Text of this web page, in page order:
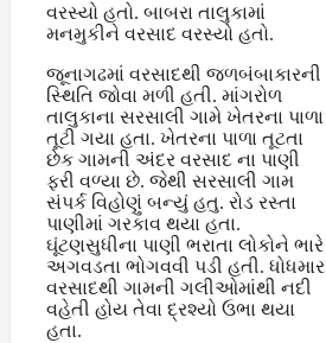
વરસ્યો હતો. બાબરા તાલુકામાં
મનમુકીને વરસાદ વરસ્યો હતો.
જૂનાગઢમાં વરસાદથી જળબંબાકારની
સ્થિતિ જોવા મળી હતી. માંગરોળ
તાલુકાના સરસાલી ગામે ખેતરના પાળા
તૂટી ગયા હતા. ખેતરના પાળા તૂટતા
છેક ગામની અંદર વરસાદ ના પાણી
ફરી વળ્યા છે. જેથી સરસાલી ગામ
સંપર્ક વિહોણું બન્યું હતુ. રોડ રસ્તા
પાણીમાં ગરકાવ થયા હતા.
ઘૂંટણસુધીના પાણી ભરાતા લોકોને ભારે
અગવડતા ભોગવવી પડી હતી. ધોધમાર
વરસાદથી ગામની ગલીઓમાંથી નદી
વહેતી હોય તેવા દ્રશ્યો ઉભા થયા
હતા.